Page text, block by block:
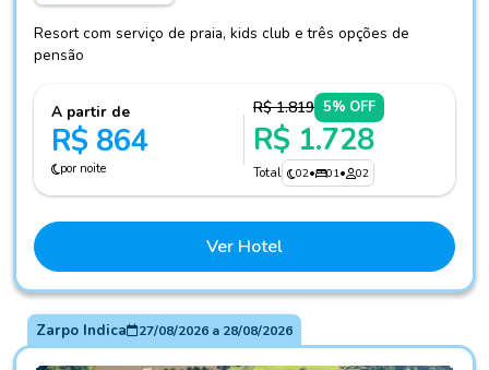
Resort com serviço de praia, kids club e três opções de
pensão
A partir de
R$ 864
por noite
R$ 1.819 5% OFF
R$ 1.728
Total 02• 01• 02
Ver Hotel
Zarpo Indica 27/08/2026a 28/08/2026